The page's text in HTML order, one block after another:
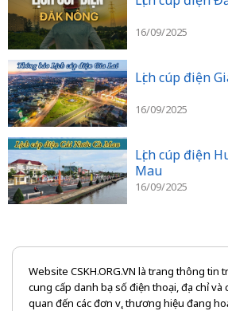
16/09/2025
Lịch cúp điện
16/09/2025
Lịch cúp điện
Mau
16/09/2025
Website CSKH.ORG.VN là trang thông tin
cung cấp danh bạ số điện thoại, địa chỉ và
quan đến các đơn vị, thương hiệu đang